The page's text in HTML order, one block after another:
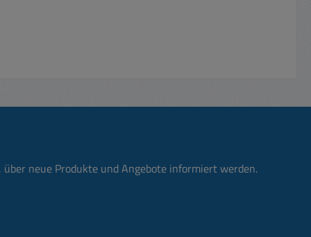
neue Produkte und Angebote informiert werden.